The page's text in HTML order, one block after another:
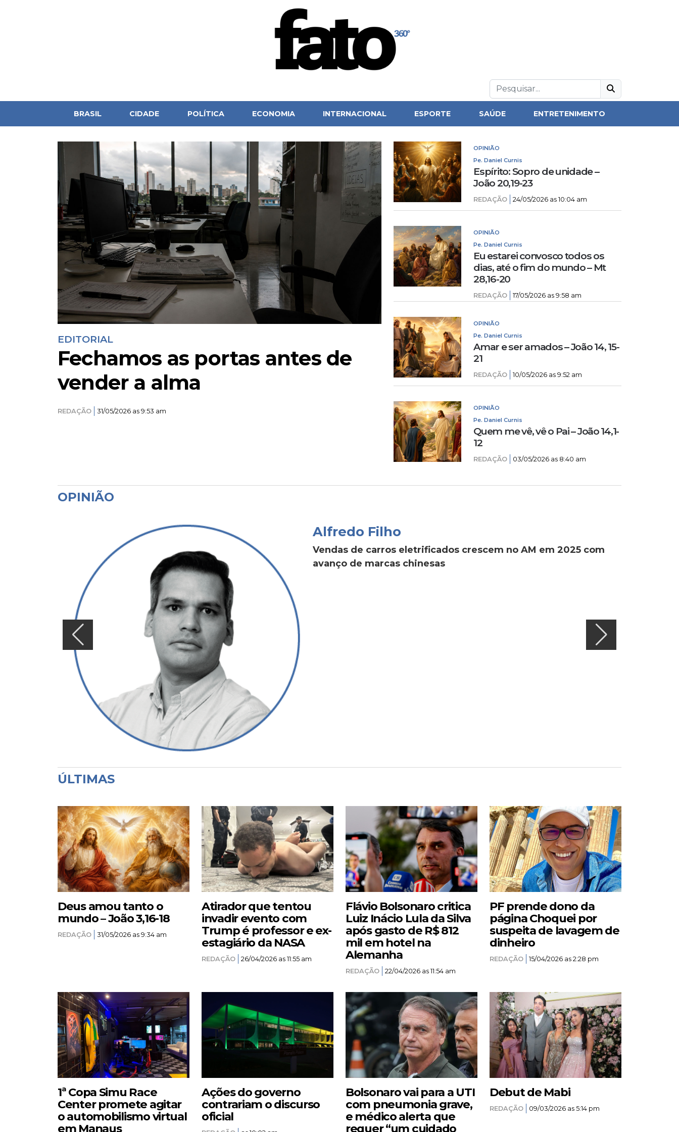
BRASIL CIDADE POLÍTICA ECONOMIA INTERNACIONAL ESPORTE SAÚDE ENTRETENIMENTO
EDITORIAL
Fechamos as portas antes de
vender a alma
REDAÇÃO 31/05/2026 as 9:53 am
OPINIÃO
Pe. Daniel Curnis
Espírito: Sopro de unidade –
João 20,19-23
REDAÇÃO 24/05/2026 as 10:04 am
OPINIÃO
Pe. Daniel Curnis
Eu estarei convosco todos os
dias, até o fim do mundo – Mt
28,16-20
REDAÇÃO 17/05/2026 as 9:58 am
OPINIÃO
Pe. Daniel Curnis
Amar e ser amados – João 14, 15-
21
REDAÇÃO 10/05/2026 as 9:52 am
OPINIÃO
Pe. Daniel Curnis
Quem me vê, vê o Pai – João 14,1-
12
REDAÇÃO 03/05/2026 as 8:40 am
OPINIÃO
Alfredo Filho
Vendas de carros eletrificados crescem no AM em 2025 com
avanço de marcas chinesas
ÚLTIMAS
Deus amou tanto o
mundo – João 3,16-18
REDAÇÃO 31/05/2026 as 9:34 am
Atirador que tentou
invadir evento com
Trump é professor e ex-
estagiário da NASA
REDAÇÃO 26/04/2026 as 11:55 am
Flávio Bolsonaro critica
Luiz Inácio Lula da Silva
após gasto de R$ 812
mil em hotel na
Alemanha
REDAÇÃO 22/04/2026 as 11:54 am
PF prende dono da
página Choquei por
suspeita de lavagem de
dinheiro
REDAÇÃO 15/04/2026 as 2:28 pm
1ª Copa Simu Race
Center promete agitar
o automobilismo virtual
em Manaus
Ações do governo
contrariam o discurso
oficial
Bolsonaro vai para a UTI
com pneumonia grave,
e médico alerta que
requer “um cuidado
Debut de Mabi
REDAÇÃO 09/03/2026 as 5:14 pm